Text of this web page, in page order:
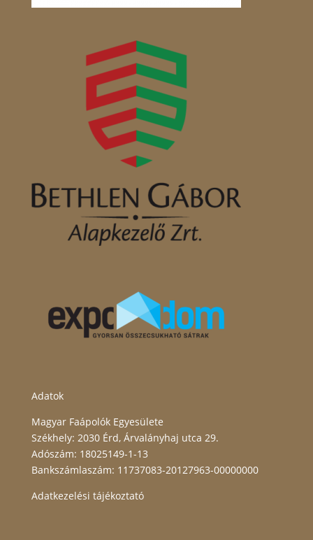
Adatok
Magyar Faápolók Egyesülete
Székhely: 2030 Érd, Árvalányhaj utca 29.
Adószám: 18025149-1-13
Bankszámlaszám: 11737083-20127963-00000000
Adatkezelési tájékoztató